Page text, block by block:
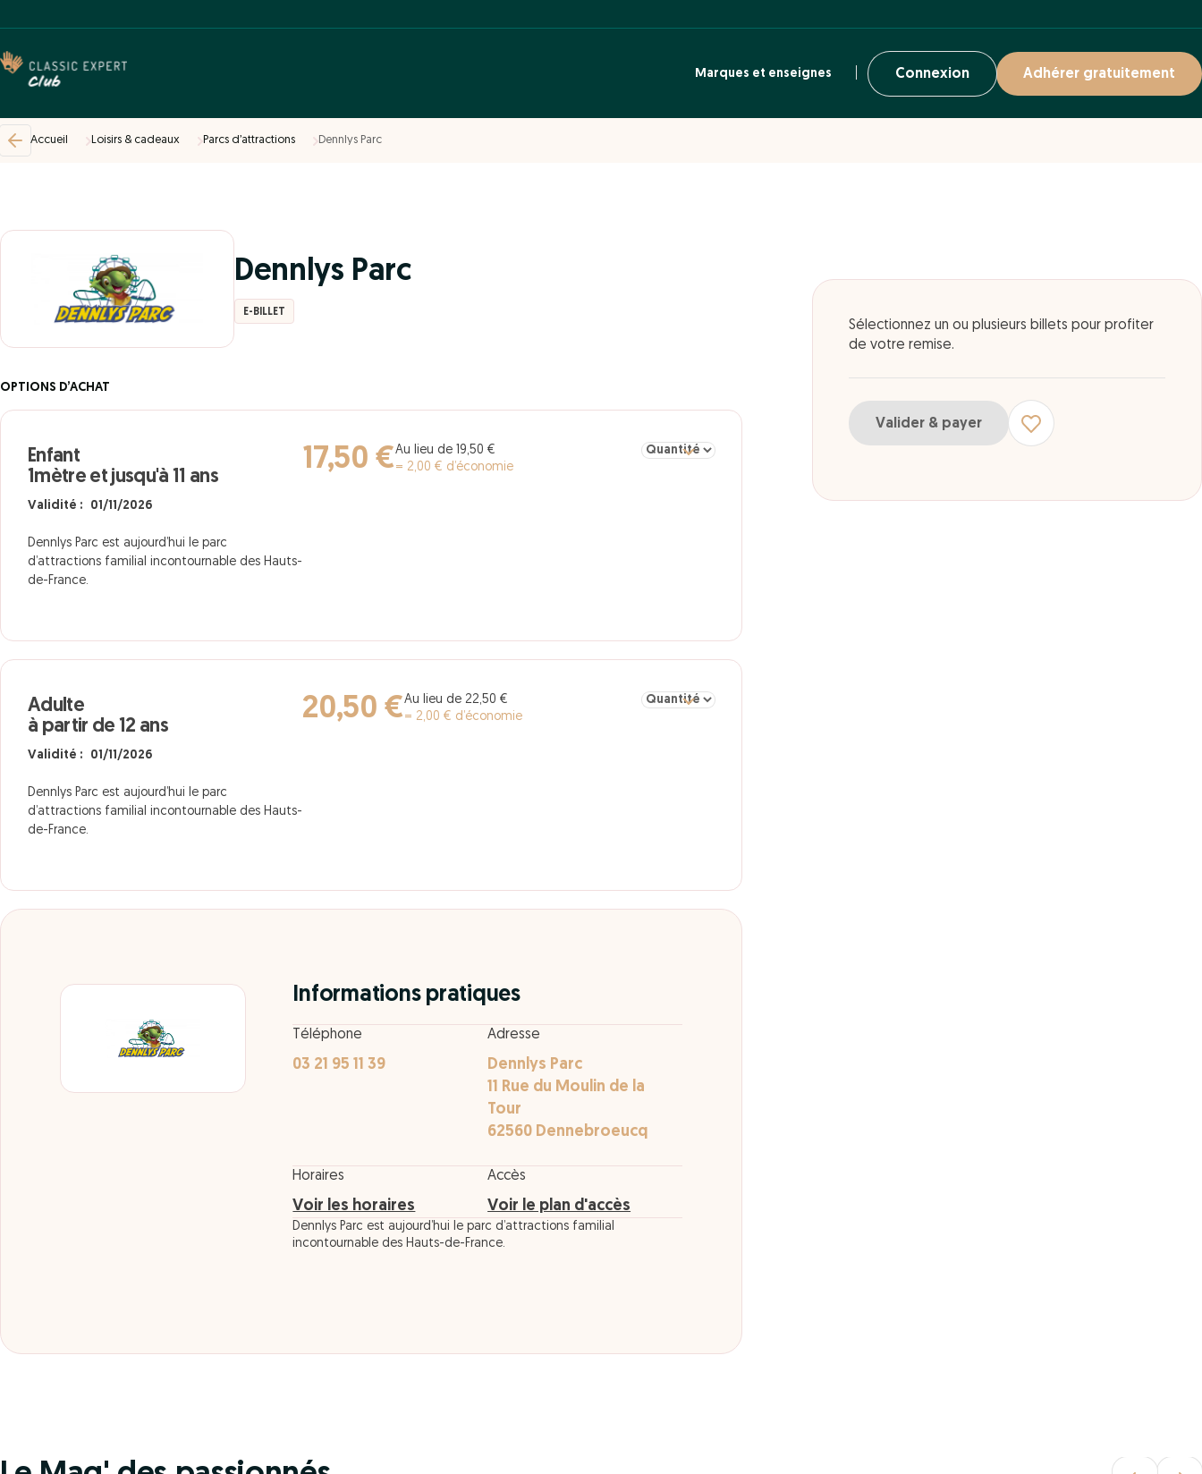
Marques et enseignes Connexion Adhérer gratuitement
Accueil Loisirs & cadeaux Parcs d’attractions Dennlys Parc
Dennlys Parc
E-BILLET
OPTIONS D’ACHAT
Enfant
1mètre et jusqu'à 11 ans
Validité : 01/11/2026
Dennlys Parc est aujourd’hui le parc
d’attractions familial incontournable des Hauts-
de-France.
17,50 €Au lieu de 19,50 €
= 2,00 € d’économie
Sélectionner la quantité pour Enfant 1mètre et jusqu'à 11 ans
Adulte
à partir de 12 ans
Validité : 01/11/2026
Dennlys Parc est aujourd’hui le parc
d’attractions familial incontournable des Hauts-
de-France.
20,50 €Au lieu de 22,50 €
= 2,00 € d’économie
Sélectionner la quantité pour Adulte à partir de 12 ans
Informations pratiques
Téléphone
03 21 95 11 39
Adresse
Dennlys Parc
11 Rue du Moulin de la
Tour
62560 Dennebroeucq
Horaires
Voir les horaires
Accès
Voir le plan d'accès
Dennlys Parc est aujourd’hui le parc d’attractions familial
incontournable des Hauts-de-France.
Sélectionnez un ou plusieurs billets pour profiter
de votre remise.
Valider & payer